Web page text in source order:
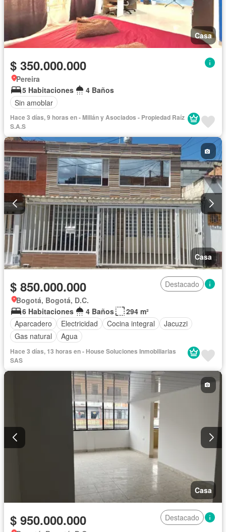
Casa
$ 350.000.000
Pereira
5 Habitaciones
4 Baños
Sin amoblar
Hace 3 días, 9 horas en - Millán y Asociados - Propiedad Raíz
S.A.S
Casa
$ 850.000.000
Destacado
Bogotá, Bogotá, D.C.
6 Habitaciones
4 Baños
294 m²
Aparcadero
Electricidad Cocina integral
Jacuzzi
Gas natural
Agua
Hace 3 días, 13 horas en - House Soluciones Inmobiliarias
SAS
Casa
$ 950.000.000
Destacado